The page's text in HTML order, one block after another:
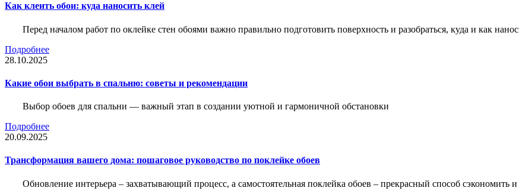
Как клеить обои: куда наносить клей
Перед началом работ по оклейке стен обоями важно правильно подготовить поверхность и разобраться, куда и как
Подробнее
28.10.2025
Какие обои выбрать в спальню: советы и рекомендации
Выбор обоев для спальни — важный этап в создании уютной и гармоничной обстановки
Подробнее
20.09.2025
Трансформация вашего дома: пошаговое руководство по поклейке обоев
Обновление интерьера – захватывающий процесс, а самостоятельная поклейка обоев – прекрасный способ сэкономить